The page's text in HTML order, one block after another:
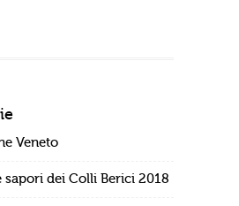
Veneto
sapori dei Colli Berici 2018